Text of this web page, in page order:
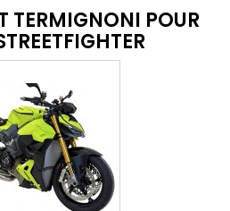
TERMIGNONI POUR